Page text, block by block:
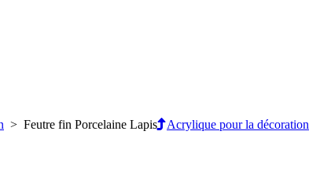
> Feutre fin Porcelaine Lapis Acrylique pour la décoration